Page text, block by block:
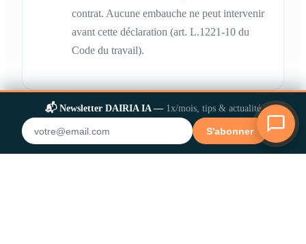
contrat. Aucune embauche ne peut intervenir
avant cette déclaration (art. L.1221-10 du
Code du travail).
Valider avant l'embauche et
conserver l'accusé
📬 Newsletter DAIRIA IA — 1x/mois, tips & actualité
S'abonner ✕